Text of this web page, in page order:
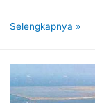
Selengkapnya »